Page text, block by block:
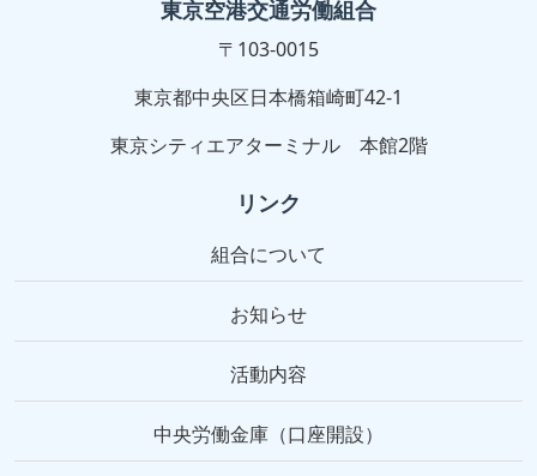
東京空港交通労働組合
〒103-0015
東京都中央区日本橋箱崎町42-1
東京シティエアターミナル 本館2階
リンク
組合について
お知らせ
活動内容
中央労働金庫（口座開設）